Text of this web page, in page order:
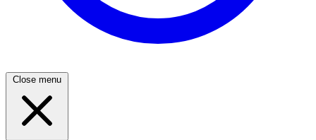
Close menu